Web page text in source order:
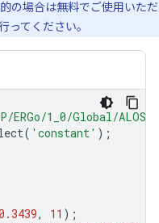
の場合は無料でご使用いただ
ってください。
ERGo/1_0/Global/
( 'constant' );
, 11 );